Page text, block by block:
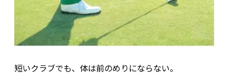
短いクラブでも、体は前のめりにならない。